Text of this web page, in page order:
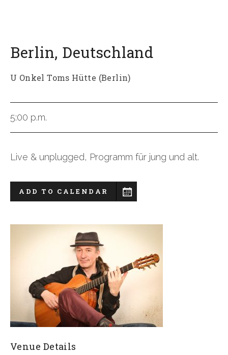
Berlin, Deutschland
U Onkel Toms Hütte (Berlin)
5:00 p.m.
Live & unplugged, Programm für jung und alt.
ADD TO CALENDAR
Venue Details